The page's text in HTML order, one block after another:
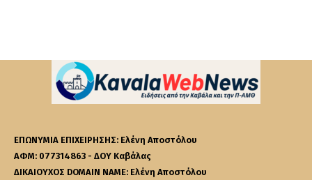
ΕΠΩΝΥΜΙΑ ΕΠΙΧΕΙΡΗΣΗΣ: Ελένη Αποστόλου
ΑΦΜ: 077314863 - ΔΟΥ Καβάλας
ΔΙΚΑΙΟΥΧΟΣ DOMAIN NAME: Ελένη Αποστόλου